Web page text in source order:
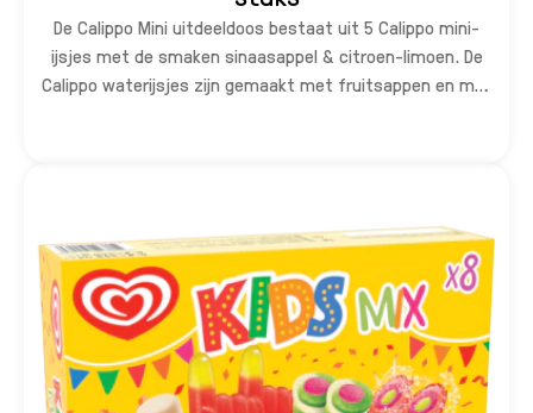
De Calippo Mini uitdeeldoos bestaat uit 5 Calippo mini-
ijsjes met de smaken sinaasappel & citroen-limoen. De
Calippo waterijsjes zijn gemaakt met fruitsappen en met